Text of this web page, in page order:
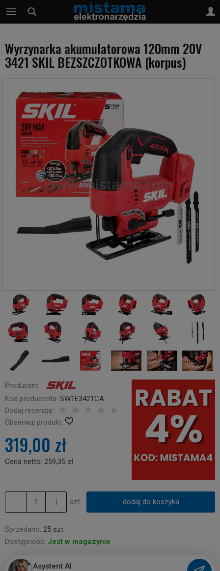
Wyrzynarka akumulatorowa 120mm 20V
3421 SKIL BEZSZCZOTKOWA (korpus)
Producent:
Kod producenta: SW1E3421CA
Dodaj recenzję:
Obserwuj produkt:
319,00 zł
Cena netto: 259,35 zł
szt. dodaj do koszyka
Sprzedano: 25 szt.
Dostępność: Jest w magazynie
Asystent AI